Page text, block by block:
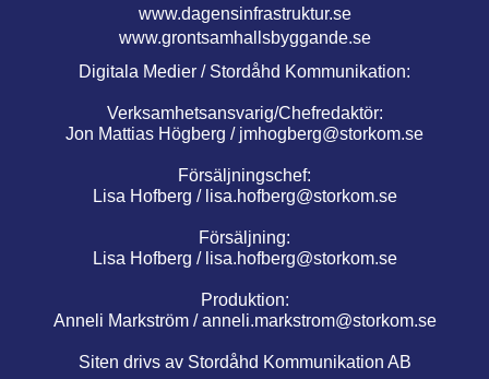
www.dagensinfrastruktur.se
www.grontsamhallsbyggande.se
Digitala Medier / Stordåhd Kommunikation:
Verksamhetsansvarig/Chefredaktör:
Jon Mattias Högberg / jmhogberg@storkom.se
Försäljningschef:
Lisa Hofberg / lisa.hofberg@storkom.se
Försäljning:
Lisa Hofberg / lisa.hofberg@storkom.se
Produktion:
Anneli Markström /anneli.markstrom@storkom.se
Siten drivs av Stordåhd Kommunikation AB